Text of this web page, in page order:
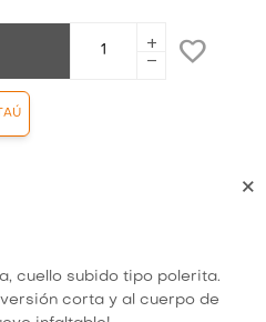
add
remove
cuello subido tipo polerita.
corta y al cuerpo de